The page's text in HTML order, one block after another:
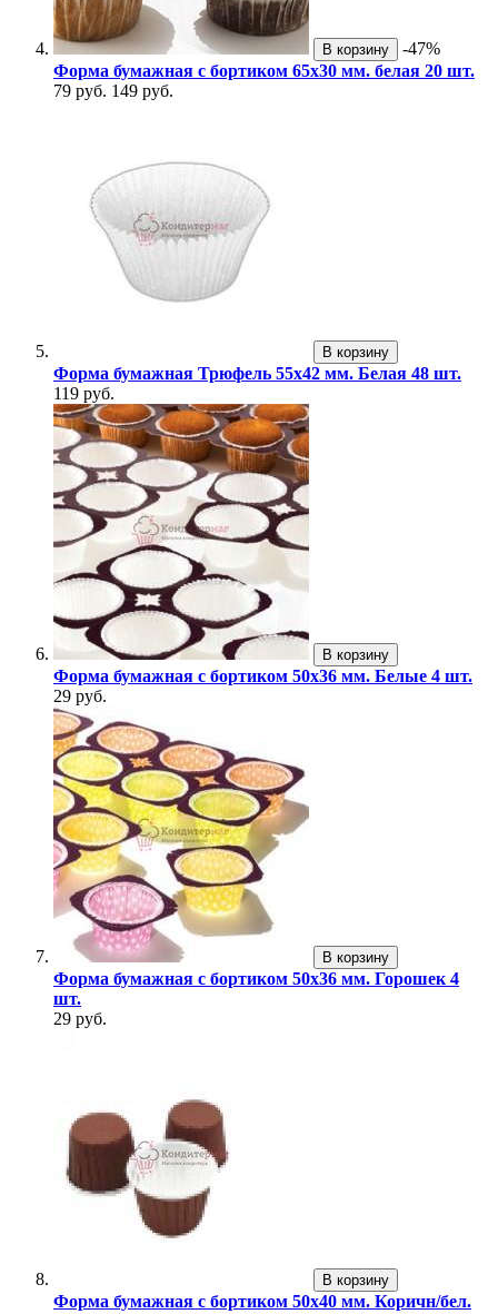
В корзину
-47%
Форма бумажная с бортиком 65х30 мм. белая 20 шт.
79 руб. 149 руб.
В корзину
Форма бумажная Трюфель 55х42 мм. Белая 48 шт.
119 руб.
В корзину
Форма бумажная с бортиком 50х36 мм. Белые 4 шт.
29 руб.
В корзину
Форма бумажная с бортиком 50х36 мм. Горошек 4
шт.
29 руб.
В корзину
Форма бумажная с бортиком 50х40 мм. Коричн/бел.